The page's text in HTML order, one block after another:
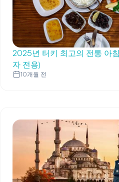
2025년 터키 최고의 전통 아
자 전용)
10개월 전